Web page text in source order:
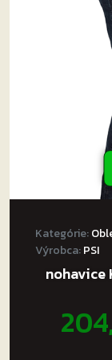
Kategórie:
Výrobca:PSI
nohavice